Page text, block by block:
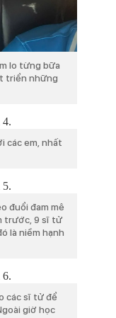
lo từng bữa
triển những
các em, nhất
đuổi đam mê
trước, 9 sĩ tử
là niềm hạnh
các sĩ tử để
giờ học